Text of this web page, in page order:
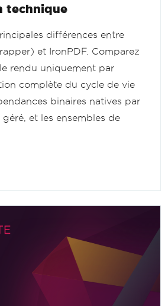
technique
différences entre
et IronPDF. Comparez
rendu uniquement par
complète du cycle de vie
binaires natives par
et les ensembles de